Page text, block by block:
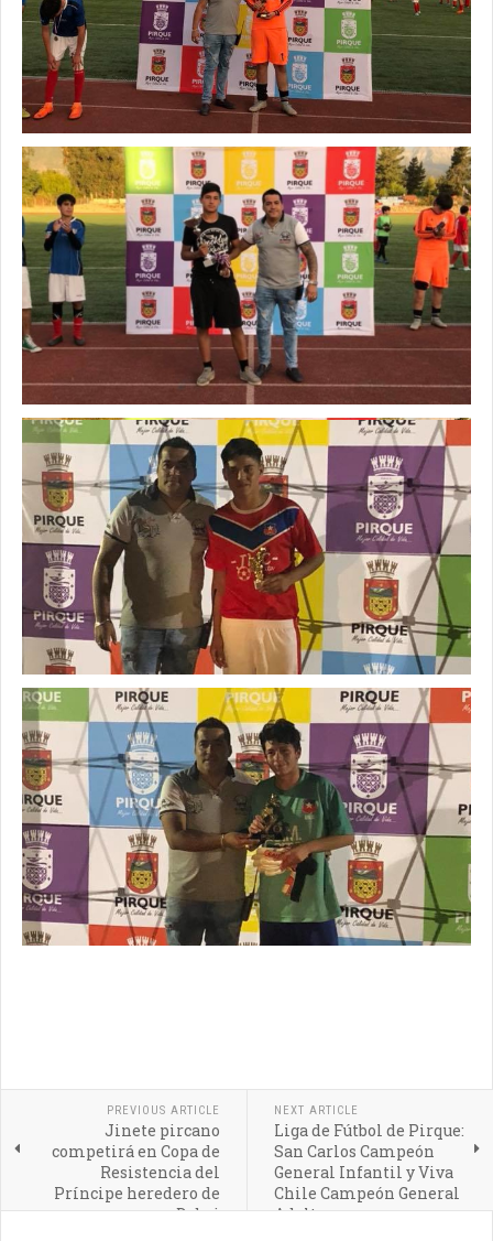
PREVIOUS ARTICLE
Jinete pircano
competirá en Copa de
Resistencia del
Príncipe heredero de
Dubai
NEXT ARTICLE
Liga de Fútbol de Pirque:
San Carlos Campeón
General Infantil y Viva
Chile Campeón General
Adulto